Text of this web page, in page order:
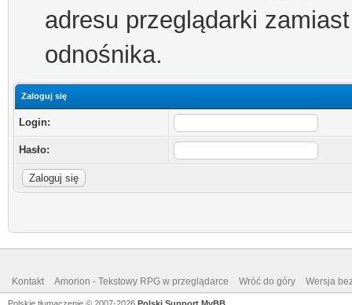
adresu przeglądarki
odnośnika.
Zaloguj się
Login:
Hasło:
Kontakt Amorion - Tekstowy RPG w przeglądarce Wróć do góry Wersja